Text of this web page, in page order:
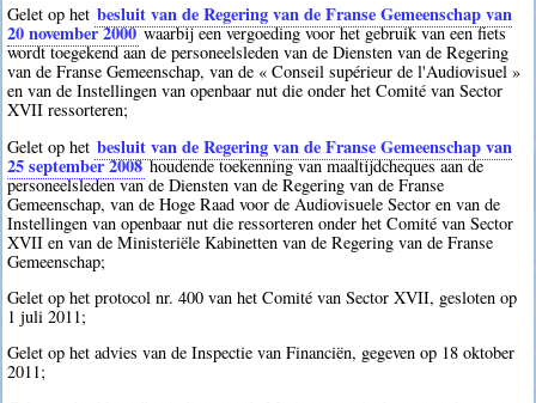
Gelet op het besluit van de Regering van de Franse Gemeenschap van
20 november 2000waarbij een vergoeding voor het gebruik van een fiets
wordt toegekend aan de personeelsleden van de Diensten van de Regering
van de Franse Gemeenschap, van de « Conseil supérieur de l'Audiovisuel »
en van de Instellingen van openbaar nut die onder het Comité van Sector
XVII ressorteren;
Gelet op het besluit van de Regering van de Franse Gemeenschap van
25 september 2008houdende toekenning van maaltijdcheques aan de
personeelsleden van de Diensten van de Regering van de Franse
Gemeenschap, van de Hoge Raad voor de Audiovisuele Sector en van de
Instellingen van openbaar nut die ressorteren onder het Comité van Sector
XVII en van de Ministeriële Kabinetten van de Regering van de Franse
Gemeenschap;
Gelet op het protocol nr. 400 van het Comité van Sector XVII, gesloten op
1 juli 2011;
Gelet op het advies van de Inspectie van Financiën, gegeven op 18 oktober
2011;